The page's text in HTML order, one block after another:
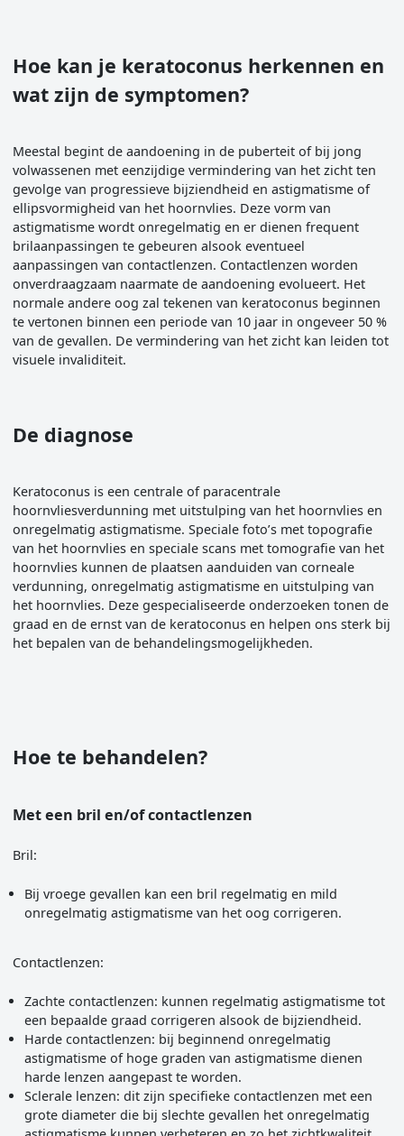
Hoe kan je keratoconus herkennen en
wat zijn de symptomen?
Meestal begint de aandoening in de puberteit of bij jong
volwassenen met eenzijdige vermindering van het zicht ten
gevolge van progressieve bijziendheid en astigmatisme of
ellipsvormigheid van het hoornvlies. Deze vorm van
astigmatisme wordt onregelmatig en er dienen frequent
brilaanpassingen te gebeuren alsook eventueel
aanpassingen van contactlenzen. Contactlenzen worden
onverdraagzaam naarmate de aandoening evolueert. Het
normale andere oog zal tekenen van keratoconus beginnen
te vertonen binnen een periode van 10 jaar in ongeveer 50 %
van de gevallen. De vermindering van het zicht kan leiden tot
visuele invaliditeit.
De diagnose
Keratoconus is een centrale of paracentrale
hoornvliesverdunning met uitstulping van het hoornvlies en
onregelmatig astigmatisme. Speciale foto’s met topografie
van het hoornvlies en speciale scans met tomografie van het
hoornvlies kunnen de plaatsen aanduiden van corneale
verdunning, onregelmatig astigmatisme en uitstulping van
het hoornvlies. Deze gespecialiseerde onderzoeken tonen de
graad en de ernst van de keratoconus en helpen ons sterk bij
het bepalen van de behandelingsmogelijkheden.
Hoe te behandelen?
Met een bril en/of contactlenzen
Bril:
Bij vroege gevallen kan een bril regelmatig en mild
onregelmatig astigmatisme van het oog corrigeren.
Contactlenzen:
Zachte contactlenzen: kunnen regelmatig astigmatisme tot
een bepaalde graad corrigeren alsook de bijziendheid.
Harde contactlenzen: bij beginnend onregelmatig
astigmatisme of hoge graden van astigmatisme dienen
harde lenzen aangepast te worden.
Sclerale lenzen: dit zijn specifieke contactlenzen met een
grote diameter die bij slechte gevallen het onregelmatig